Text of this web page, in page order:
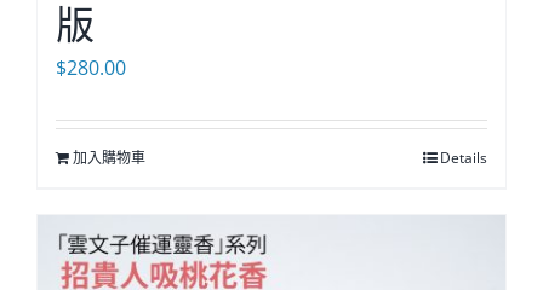
版
$280.00
加入購物車 Details